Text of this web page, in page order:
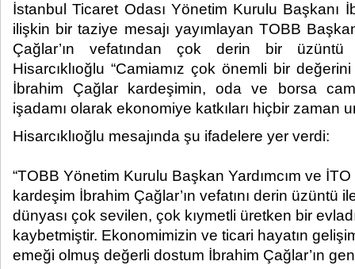
İstanbul Ticaret Odası Yönetim Kurulu Başkanı
ilişkin bir taziye mesajı yayımlayan TOBB
Çağlar’ın vefatından çok derin bir
Hisarcıklıoğlu “Camiamız çok önemli bir
İbrahim Çağlar kardeşimin, oda ve borsa
işadamı olarak ekonomiye katkıları hiçbir zaman
Hisarcıklıoğlu mesajında şu ifadelere yer verdi:
“TOBB Yönetim Kurulu Başkan Yardımcım ve İTO
kardeşim İbrahim Çağlar’ın vefatını derin üzüntü
dünyası çok sevilen, çok kıymetli üretken bir
kaybetmiştir. Ekonomimizin ve ticari hayatın
emeği olmuş değerli dostum İbrahim Çağlar’ın